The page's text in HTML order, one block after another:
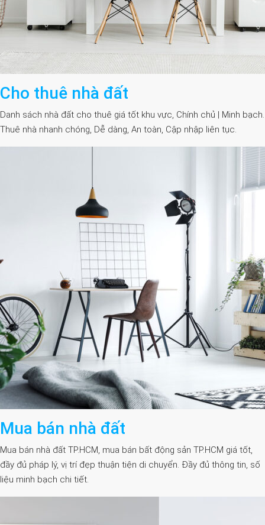
Cho thuê nhà đất
Danh sách nhà đất cho thuê giá tốt khu vực, Chính chủ | Minh bạch.
Thuê nhà nhanh chóng, Dễ dàng, An toàn, Cập nhập liên tục.
Mua bán nhà đất
Mua bán nhà đất TP.HCM, mua bán bất động sản TP.HCM giá tốt,
đầy đủ pháp lý, vị trí đẹp thuận tiện di chuyển. Đầy đủ thông tin, số
liệu minh bạch chi tiết.